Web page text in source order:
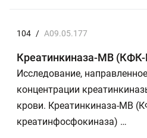
104 / A09.05.177
Креатинкиназа-МВ
Исследование,
концентрации
крови. Креатинкиназа-МВ
креатинфосфокиназа) …